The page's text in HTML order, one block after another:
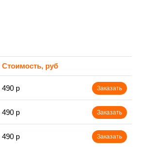
Стоимость, руб
490 р Заказать
490 р Заказать
490 р Заказать